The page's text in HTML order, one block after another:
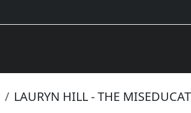
LAURYN HILL - THE